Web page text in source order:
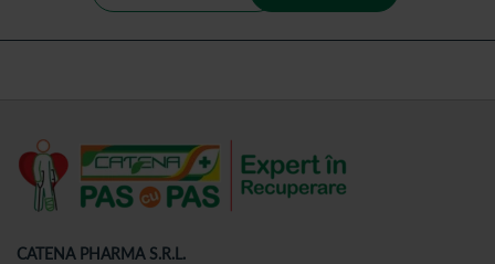
CATENA PHARMA S.R.L.